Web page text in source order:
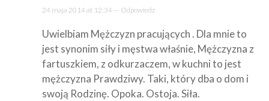
24 maja 2014 at 12:34 — Odpowiedz
Uwielbiam Mężczyzn pracujących . Dla mnie to
jest synonim siły i męstwa właśnie, Mężczyzna z
fartuszkiem, z odkurzaczem, w kuchni to jest
mężczyzna Prawdziwy. Taki, który dba o dom i
swoją Rodzinę. Opoka. Ostoja. Siła.